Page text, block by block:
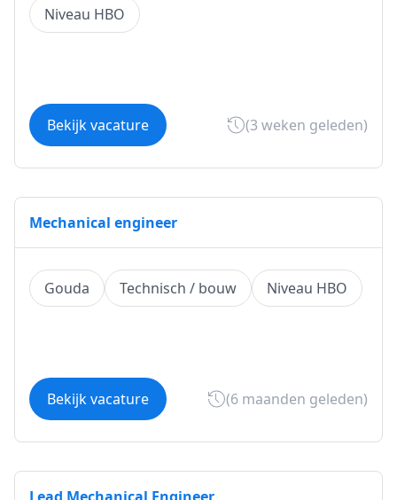
Niveau HBO
Bekijk vacature (3 weken geleden)
Mechanical engineer
Gouda Technisch / bouw Niveau HBO
Bekijk vacature (6 maanden geleden)